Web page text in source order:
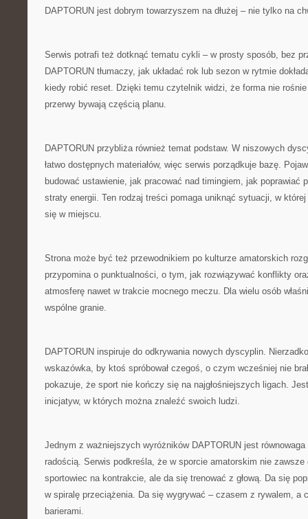
DAPTORUN jest dobrym towarzyszem na dłużej – nie tylko na
Serwis potrafi też dotknąć tematu cykli – w prosty sposób, bez
DAPTORUN tłumaczy, jak układać rok lub sezon w rytmie
kiedy robić reset. Dzięki temu czytelnik widzi, że forma nie
przerwy bywają częścią planu.
DAPTORUN przybliża również temat podstaw. W niszowych
łatwo dostępnych materiałów, więc serwis porządkuje bazę.
budować ustawienie, jak pracować nad timingiem, jak poprawiać
straty energii. Ten rodzaj treści pomaga uniknąć sytuacji, w
się w miejscu.
Strona może być też przewodnikiem po kulturze amatorskich
przypomina o punktualności, o tym, jak rozwiązywać konflikty
atmosferę nawet w trakcie mocnego meczu. Dla wielu osób
wspólne granie.
DAPTORUN inspiruje do odkrywania nowych dyscyplin.
wskazówka, by ktoś spróbował czegoś, o czym wcześniej nie
pokazuje, że sport nie kończy się na najgłośniejszych ligach.
inicjatyw, w których można znaleźć swoich ludzi.
Jednym z ważniejszych wyróżników DAPTORUN jest
radością. Serwis podkreśla, że w sporcie amatorskim nie zawsze
sportowiec na kontrakcie, ale da się trenować z głową. Da się
w spiralę przeciążenia. Da się wygrywać – czasem z rywalem, a
barierami.